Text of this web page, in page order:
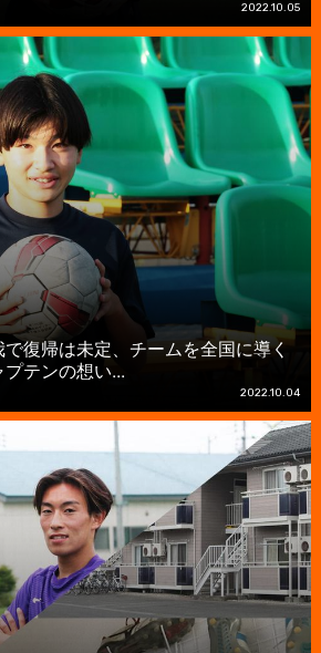
2022.10.05
で復帰は未定、チームを全国に導く
テンの想い...
2022.10.04